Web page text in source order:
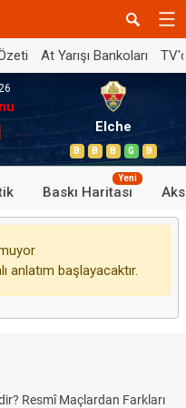
At Yarışı Bankoları
Elche
B B B G B
Baskı Haritası
Yeni
anlatım başlayacaktır.
Resmî Maçlardan Farkları